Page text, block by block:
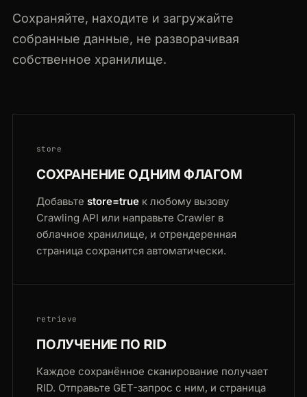
Сохраняйте, находите и загружайте
собранные данные, не разворачивая
собственное хранилище.
store
СОХРАНЕНИЕ ОДНИМ ФЛАГОМ
Добавьте store=true к любому вызову
Crawling API или направьте Crawler в
облачное хранилище, и отрендеренная
страница сохранится автоматически.
retrieve
ПОЛУЧЕНИЕ ПО RID
Каждое сохранённое сканирование получает
RID. Отправьте GET-запрос с ним, и страница